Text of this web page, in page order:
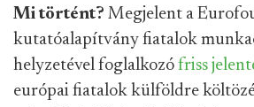
Mi történt? Megjelent a
kutatóalapítvány fiatalok
helyzetével foglalkozó friss
európai fiatalok külföldre